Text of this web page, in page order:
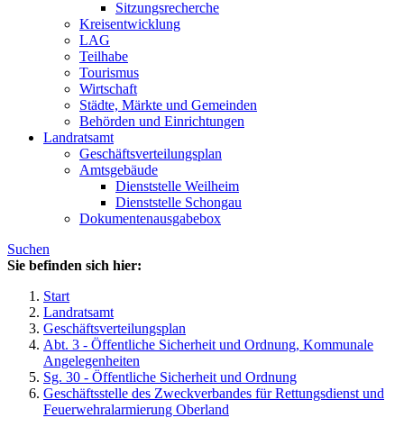
Sitzungsrecherche
Kreisentwicklung
LAG
Teilhabe
Tourismus
Wirtschaft
Städte, Märkte und Gemeinden
Behörden und Einrichtungen
Landratsamt
Geschäftsverteilungsplan
Amtsgebäude
Dienststelle Weilheim
Dienststelle Schongau
Dokumentenausgabebox
Suchen
Sie befinden sich hier:
Start
Landratsamt
Geschäftsverteilungsplan
Abt. 3 - Öffentliche Sicherheit und Ordnung, Kommunale
Angelegenheiten
Sg. 30 - Öffentliche Sicherheit und Ordnung
Geschäftsstelle des Zweckverbandes für Rettungsdienst und
Feuerwehralarmierung Oberland